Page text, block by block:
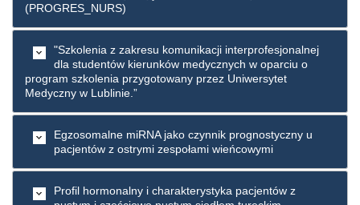
(PROGRES_NURS)
"Szkolenia z zakresu komunikacji interprofesjonalnej
dla studentów kierunków medycznych w oparciu o
program szkolenia przygotowany przez Uniwersytet
Medyczny w Lublinie.”
Egzosomalne miRNA jako czynnik prognostyczny u
pacjentów z ostrymi zespołami wieńcowymi
Profil hormonalny i charakterystyka pacjentów z